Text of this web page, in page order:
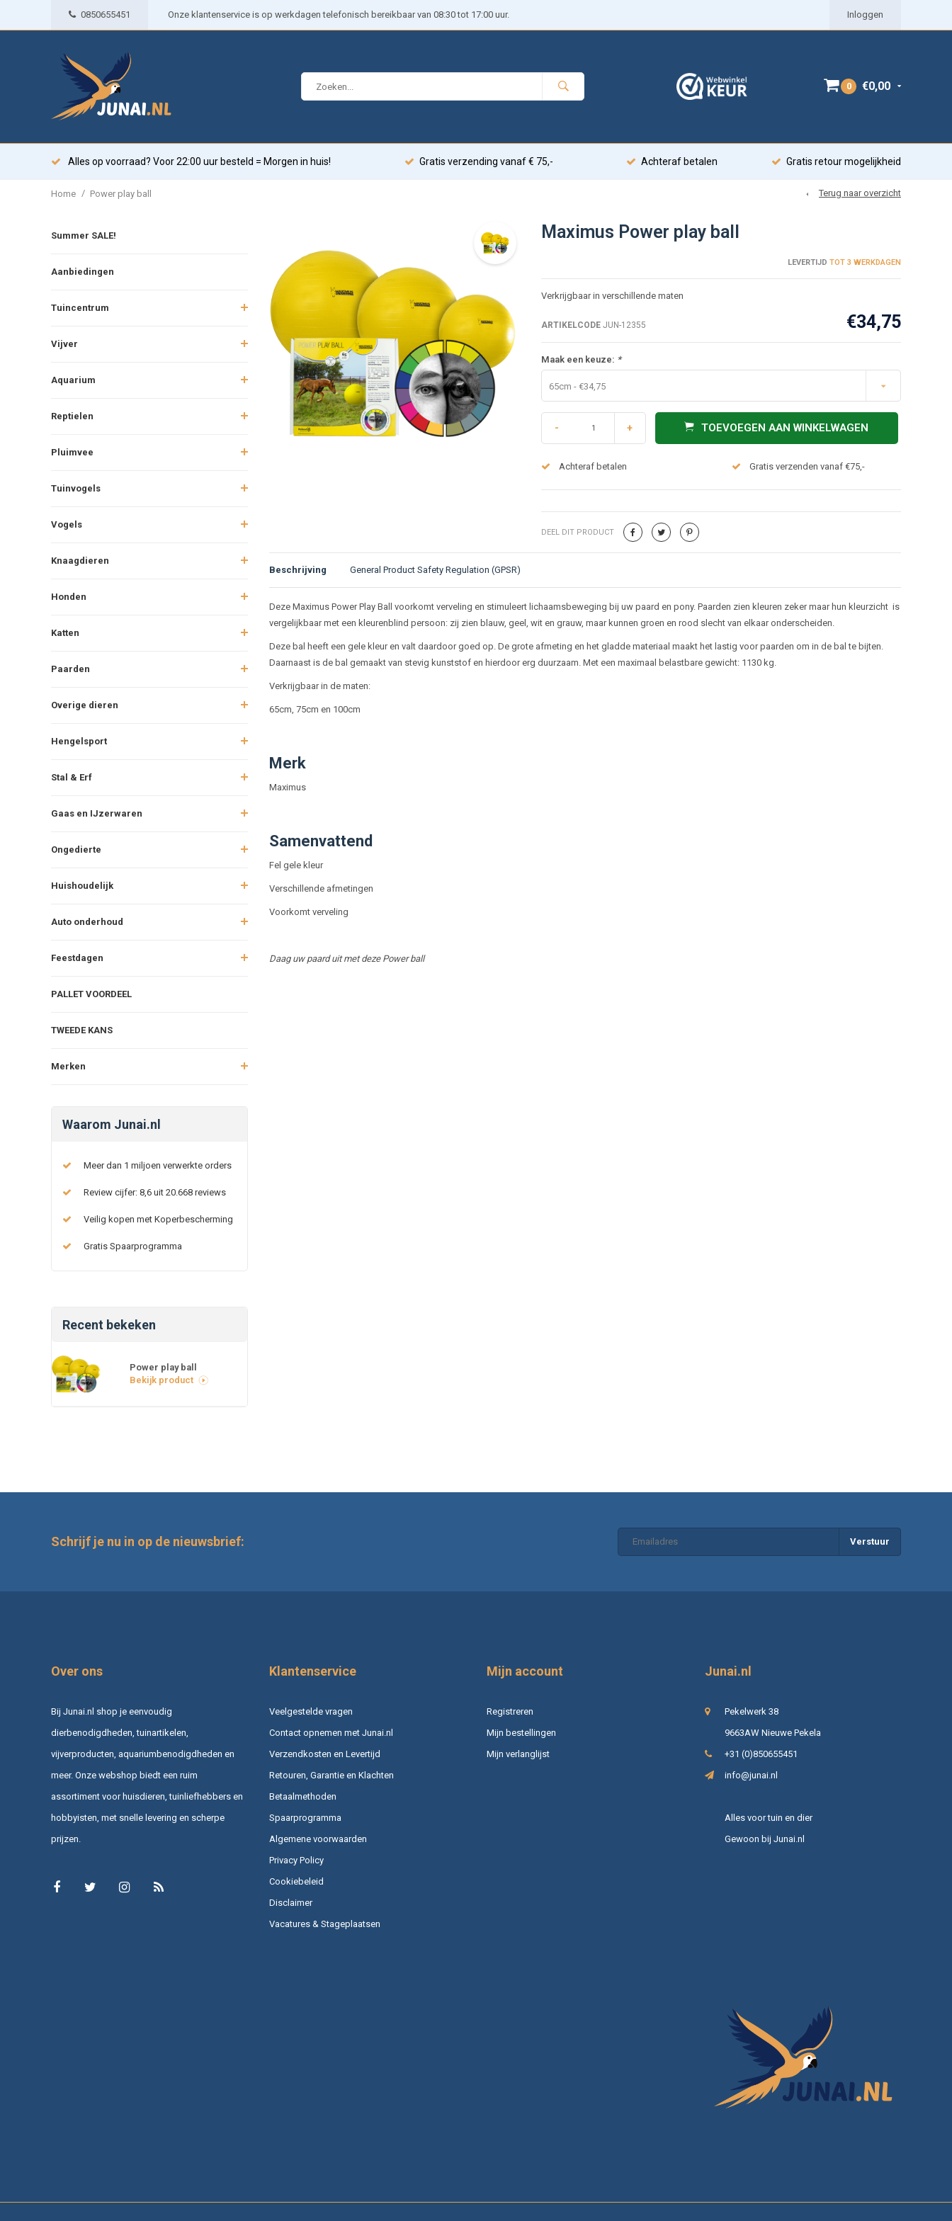
0850655451 Onze klantenservice is op werkdagen telefonisch bereikbaar van 08:30 tot 17:00 uur. Inloggen
0 €0,00
Alles op voorraad? Voor 22:00 uur besteld = Morgen in huis! Gratis verzending vanaf € 75,- Achteraf betalen Gratis retour mogelijkheid
Home / Power play ball Terug naar overzicht
Summer SALE!
Aanbiedingen
Tuincentrum
Vijver
Aquarium
Reptielen
Pluimvee
Tuinvogels
Vogels
Knaagdieren
Honden
Katten
Paarden
Overige dieren
Hengelsport
Stal & Erf
Gaas en IJzerwaren
Ongedierte
Huishoudelijk
Auto onderhoud
Feestdagen
PALLET VOORDEEL
TWEEDE KANS
Merken
Waarom Junai.nl
Meer dan 1 miljoen verwerkte orders
Review cijfer: 8,6 uit 20.668 reviews
Veilig kopen met Koperbescherming
Gratis Spaarprogramma
Recent bekeken
Power play ball
Bekijk product
Maximus Power play ball
LEVERTIJD TOT 3 WERKDAGEN
Verkrijgbaar in verschillende maten
ARTIKELCODEJUN-12355 €34,75
Maak een keuze: *
65cm - €34,75
- + TOEVOEGEN AAN WINKELWAGEN
Achteraf betalen Gratis verzenden vanaf €75,-
DEEL DIT PRODUCT
Beschrijving General Product Safety Regulation (GPSR)
Beschrijving
Deze Maximus Power Play Ball voorkomt verveling en stimuleert lichaamsbeweging bij uw paard en pony. Paarden zien kleuren zeker maar hun kleurzicht is
vergelijkbaar met een kleurenblind persoon: zij zien blauw, geel, wit en grauw, maar kunnen groen en rood slecht van elkaar onderscheiden.
Deze bal heeft een gele kleur en valt daardoor goed op. De grote afmeting en het gladde materiaal maakt het lastig voor paarden om in de bal te bijten.
Daarnaast is de bal gemaakt van stevig kunststof en hierdoor erg duurzaam. Met een maximaal belastbare gewicht: 1130 kg.
Verkrijgbaar in de maten:
65cm, 75cm en 100cm
Merk
Maximus
Samenvattend
Fel gele kleur
Verschillende afmetingen
Voorkomt verveling
Daag uw paard uit met deze Power ball
Schrijf je nu in op de nieuwsbrief: Verstuur
Over ons
Bij Junai.nl shop je eenvoudig
dierbenodigdheden, tuinartikelen,
vijverproducten, aquariumbenodigdheden en
meer. Onze webshop biedt een ruim
assortiment voor huisdieren, tuinliefhebbers en
hobbyisten, met snelle levering en scherpe
prijzen.
Klantenservice
Veelgestelde vragen
Contact opnemen met Junai.nl
Verzendkosten en Levertijd
Retouren, Garantie en Klachten
Betaalmethoden
Spaarprogramma
Algemene voorwaarden
Privacy Policy
Cookiebeleid
Disclaimer
Vacatures & Stageplaatsen
Mijn account
Registreren
Mijn bestellingen
Mijn verlanglijst
Junai.nl
Pekelwerk 38
9663AW Nieuwe Pekela
+31 (0)850655451
info@junai.nl
Alles voor tuin en dier
Gewoon bij Junai.nl